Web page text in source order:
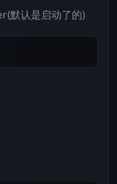
默认是启动了的)